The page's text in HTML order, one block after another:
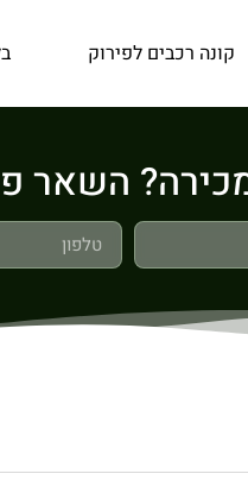
קונה רכבים לפירוק
השאר פרטים